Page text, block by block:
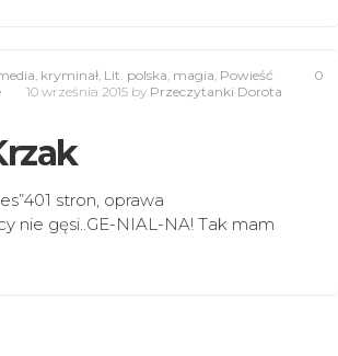
0
, kryminał, Lit. polska, magia, Powieść
10 września 2015 by Przeczytanki Dorota
stron, oprawa
nie gęsi..GE-NIAL-NA! Tak mam